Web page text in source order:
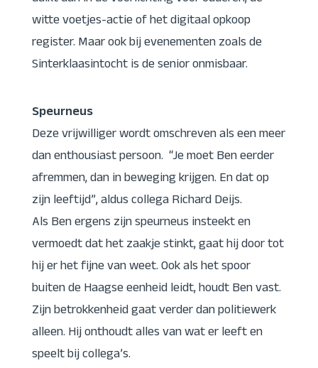
witte voetjes-actie of het digitaal opkoop
register. Maar ook bij evenementen zoals de
Sinterklaasintocht is de senior onmisbaar.
Speurneus
Deze vrijwilliger wordt omschreven als een meer
dan enthousiast persoon. “Je moet Ben eerder
afremmen, dan in beweging krijgen. En dat op
zijn leeftijd”, aldus collega Richard Deijs.
Als Ben ergens zijn speurneus insteekt en
vermoedt dat het zaakje stinkt, gaat hij door tot
hij er het fijne van weet. Ook als het spoor
buiten de Haagse eenheid leidt, houdt Ben vast.
Zijn betrokkenheid gaat verder dan politiewerk
alleen. Hij onthoudt alles van wat er leeft en
speelt bij collega’s.